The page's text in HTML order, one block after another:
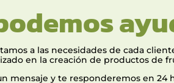
a las necesidades de cada
en la creación de productos de
mensaje y te responderemos en 24